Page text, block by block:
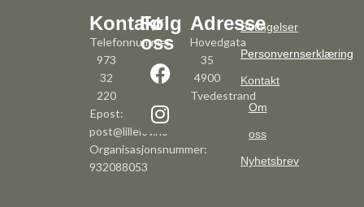
Kontakt
Telefonnummer:
973
32
220
Epost:
post@lillelov.no
Organisasjonsnummer:
932088053
Følg
oss
Adresse
Hovedgata
35
4900
Tvedestrand
Betingelser
Personvernserklæring
Kontakt
Om
oss
Nyhetsbrev